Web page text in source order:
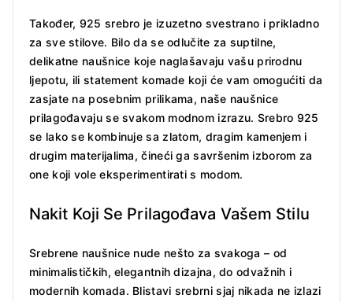
Također, 925 srebro je izuzetno svestrano i prikladno
za sve stilove. Bilo da se odlučite za suptilne,
delikatne naušnice koje naglašavaju vašu prirodnu
ljepotu, ili statement komade koji će vam omogućiti da
zasjate na posebnim prilikama, naše naušnice
prilagođavaju se svakom modnom izrazu. Srebro 925
se lako se kombinuje sa zlatom, dragim kamenjem i
drugim materijalima, čineći ga savršenim izborom za
one koji vole eksperimentirati s modom.
Nakit Koji Se Prilagođava Vašem Stilu
Srebrene naušnice nude nešto za svakoga – od
minimalističkih, elegantnih dizajna, do odvažnih i
modernih komada. Blistavi srebrni sjaj nikada ne izlazi